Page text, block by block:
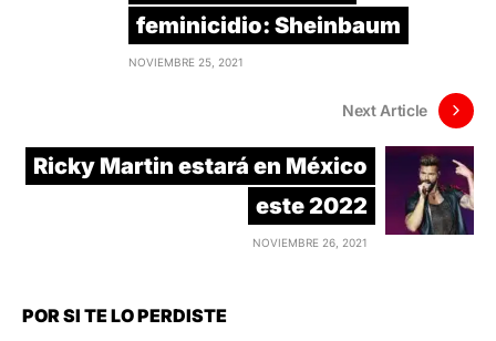
feminicidio: Sheinbaum
NOVIEMBRE 25, 2021
Next Article
Ricky Martin estará en México
este 2022
NOVIEMBRE 26, 2021
POR SI TE LO PERDISTE